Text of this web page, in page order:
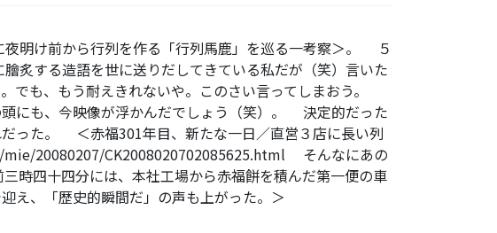
明け前から行列を作る「行列馬鹿」を巡る一考察＞。 ５
炙する造語を世に送りだしてきている私だが（笑）言いた
でも、もう耐えきれないや。このさい言ってしまおう。
頭にも、今映像が浮かんだでしょう（笑）。 決定的だった
った。 ＜赤福301年目、新たな一日／直営３店に長い列
20080207/CK2008020702085625.html そんなにあの
時四十四分には、本社工場から赤福餅を積んだ第一便の車
え、「歴史的瞬間だ」の声も上がった。＞